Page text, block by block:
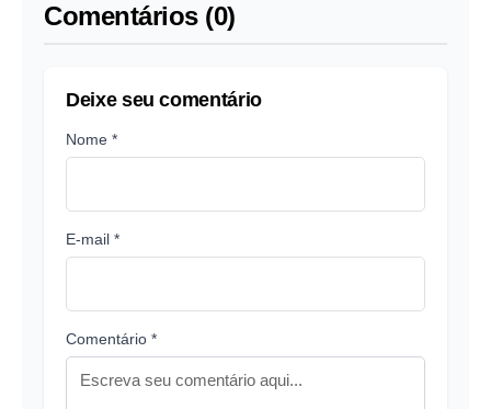
Comentários (0)
Deixe seu comentário
Nome *
E-mail *
Comentário *